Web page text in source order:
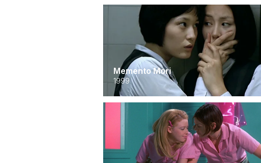
Memento Mori
1999